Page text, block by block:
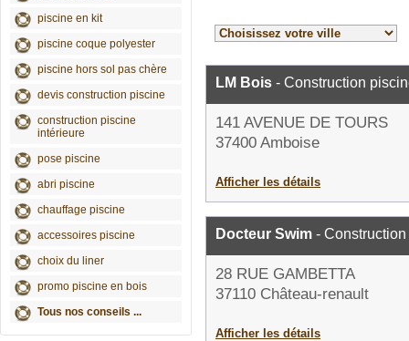
piscine en kit
piscine coque polyester
piscine hors sol pas chère
devis construction piscine
construction piscine
intérieure
pose piscine
abri piscine
chauffage piscine
accessoires piscine
choix du liner
promo piscine en bois
Tous nos conseils ...
LM Bois - Construction
141 AVENUE DE TOURS
37400 Amboise
Afficher les détails
Docteur Swim -
28 RUE GAMBETTA
37110 Château-renault
Afficher les détails